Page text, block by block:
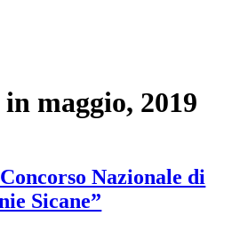
“G. Lo Nigro”
Class Band – Corsi di formazione
maggio, 2019
Nazionale di
Sicane”